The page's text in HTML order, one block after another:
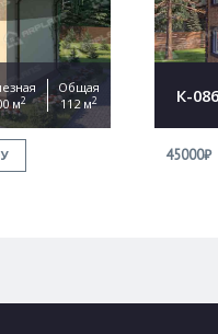
м2
Общая
112 м2 К-086
45000₽